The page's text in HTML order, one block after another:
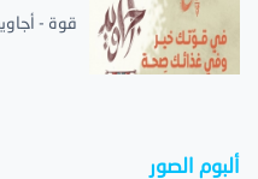
قوة -
ألبوم الصور